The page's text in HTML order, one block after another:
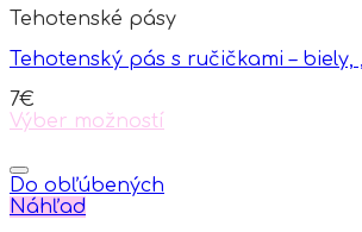
Tehotenské pásy
Tehotenský pás s ručičkami – biely,
7€
Výber možností
product
has
multiple
Do obľúbených
Náhľad